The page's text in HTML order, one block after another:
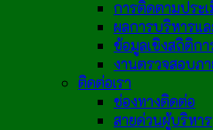
การติดตามประ
ผลการบริหารแ
ข้อมูลเชิงสถิติก
งานตรวจสอบภ
ติดต่อเรา
ช่องทางติดต่อ
สายด่วนผู้บริหาร